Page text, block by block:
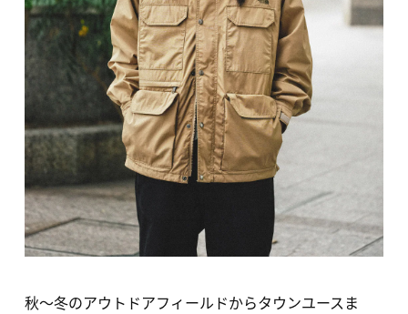
秋～冬のアウトドアフィールドからタウンユースま